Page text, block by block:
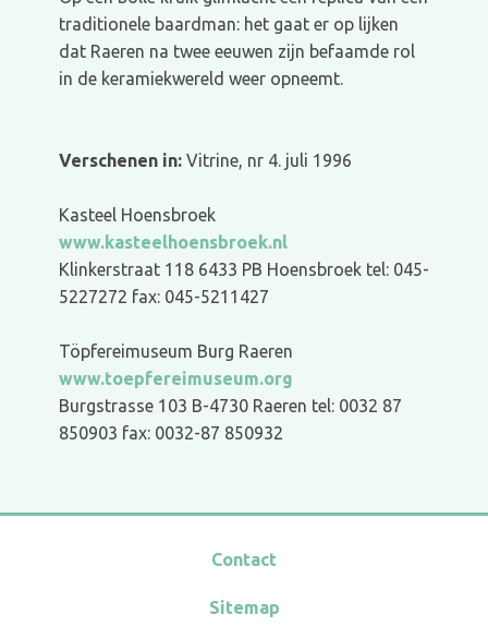
traditionele baardman: het gaat er op lijken
dat Raeren na twee eeuwen zijn befaamde rol
in de keramiekwereld weer opneemt.
Verschenen in: Vitrine, nr 4. juli 1996
Kasteel Hoensbroek
www.kasteelhoensbroek.nl
Klinkerstraat 118 6433 PB Hoensbroek tel: 045-
5227272 fax: 045-5211427
Töpfereimuseum Burg Raeren
www.toepfereimuseum.org
Burgstrasse 103 B-4730 Raeren tel: 0032 87
850903 fax: 0032-87 850932
Sitemap
Contact